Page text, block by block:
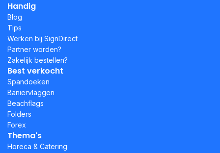
Handig
Blog
Tips
Werken bij SignDirect
Partner worden?
Zakelijk bestellen?
Best verkocht
Spandoeken
Baniervlaggen
Beachflags
Folders
Forex
Thema's
Horeca & Catering